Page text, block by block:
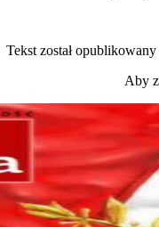
Tekst został
Aby